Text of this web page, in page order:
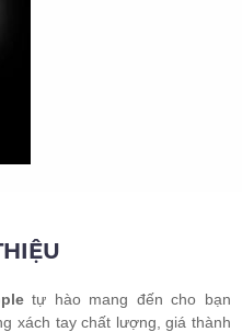
tự hào mang đến cho bạn
xách tay chất lượng, giá thành